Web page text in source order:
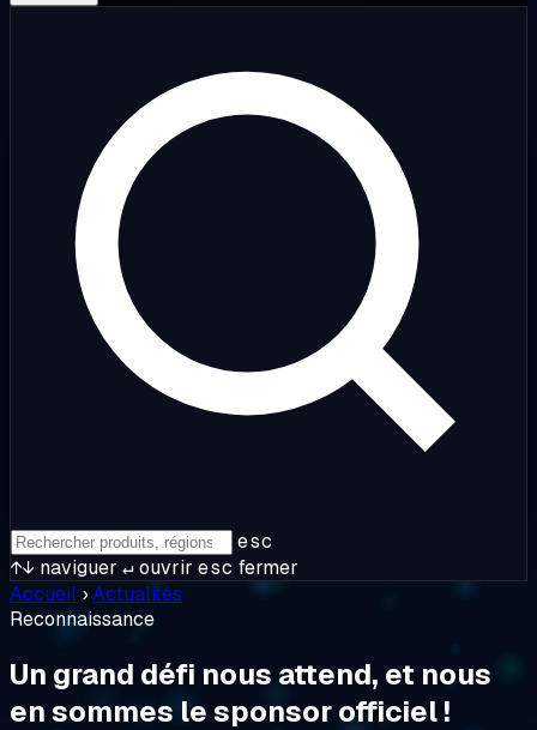
esc
↑↓ naviguer ↵ouvrir esc fermer
Accueil ›Actualités
Reconnaissance
Un grand défi nous attend, et nous
en sommes le sponsor officiel !